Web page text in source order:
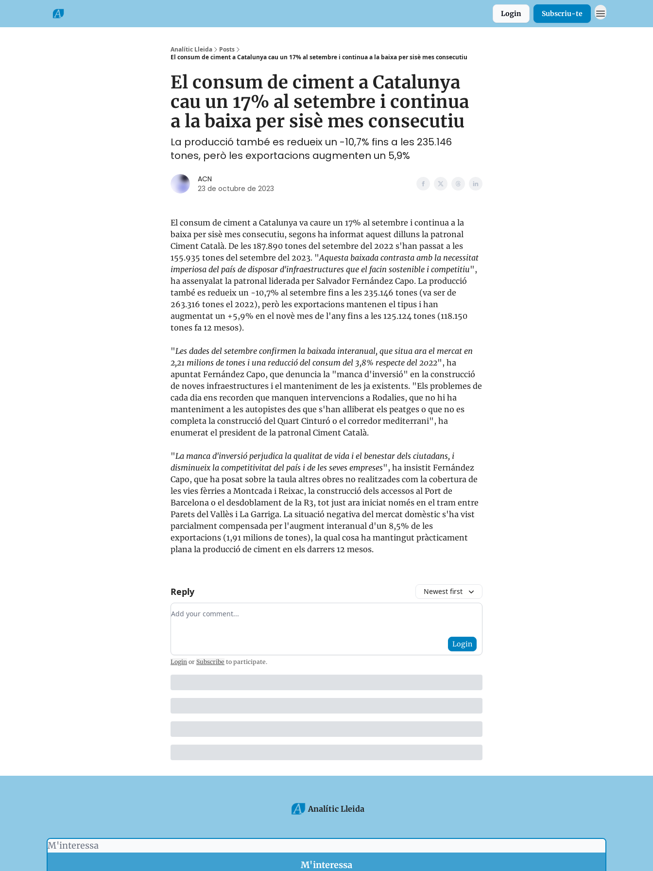
Login Subscriu-te
Analític Lleida
Posts
El consum de ciment a Catalunya cau un 17% al setembre i continua a la baixa per sisè mes consecutiu
El consum de ciment a Catalunya
cau un 17% al setembre i continua
a la baixa per sisè mes consecutiu
La producció també es redueix un -10,7% fins a les 235.146
tones, però les exportacions augmenten un 5,9%
ACN
23 de octubre de 2023
El consum de ciment a Catalunya va caure un 17% al setembre i continua a la
baixa per sisè mes consecutiu, segons ha informat aquest dilluns la patronal
Ciment Català. De les 187.890 tones del setembre del 2022 s'han passat a les
155.935 tones del setembre del 2023. "Aquesta baixada contrasta amb la necessitat
imperiosa del país de disposar d'infraestructures que el facin sostenible i competitiu",
ha assenyalat la patronal liderada per Salvador Fernández Capo. La producció
també es redueix un -10,7% al setembre fins a les 235.146 tones (va ser de
263.316 tones el 2022), però les exportacions mantenen el tipus i han
augmentat un +5,9% en el novè mes de l'any fins a les 125.124 tones (118.150
tones fa 12 mesos).
"Les dades del setembre confirmen la baixada interanual, que situa ara el mercat en
2,21 milions de tones i una reducció del consum del 3,8% respecte del 2022", ha
apuntat Fernández Capo, que denuncia la "manca d'inversió" en la construcció
de noves infraestructures i el manteniment de les ja existents. "Els problemes de
cada dia ens recorden que manquen intervencions a Rodalies, que no hi ha
manteniment a les autopistes des que s'han alliberat els peatges o que no es
completa la construcció del Quart Cinturó o el corredor mediterrani", ha
enumerat el president de la patronal Ciment Català.
"La manca d'inversió perjudica la qualitat de vida i el benestar dels ciutadans, i
disminueix la competitivitat del país i de les seves empreses", ha insistit Fernández
Capo, que ha posat sobre la taula altres obres no realitzades com la cobertura de
les vies fèrries a Montcada i Reixac, la construcció dels accessos al Port de
Barcelona o el desdoblament de la R3, tot just ara iniciat només en el tram entre
Parets del Vallès i La Garriga. La situació negativa del mercat domèstic s'ha vist
parcialment compensada per l'augment interanual d'un 8,5% de les
exportacions (1,91 milions de tones), la qual cosa ha mantingut pràcticament
plana la producció de ciment en els darrers 12 mesos.
Reply Newest first
Add your comment
Login
Login or Subscribe to participate.
Analític Lleida